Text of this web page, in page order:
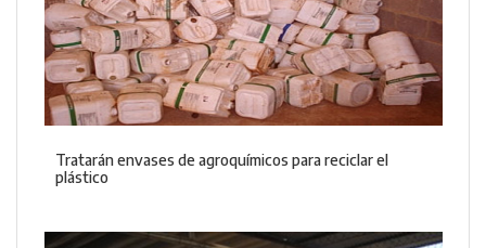
Tratarán envases de agroquímicos para reciclar el
plástico